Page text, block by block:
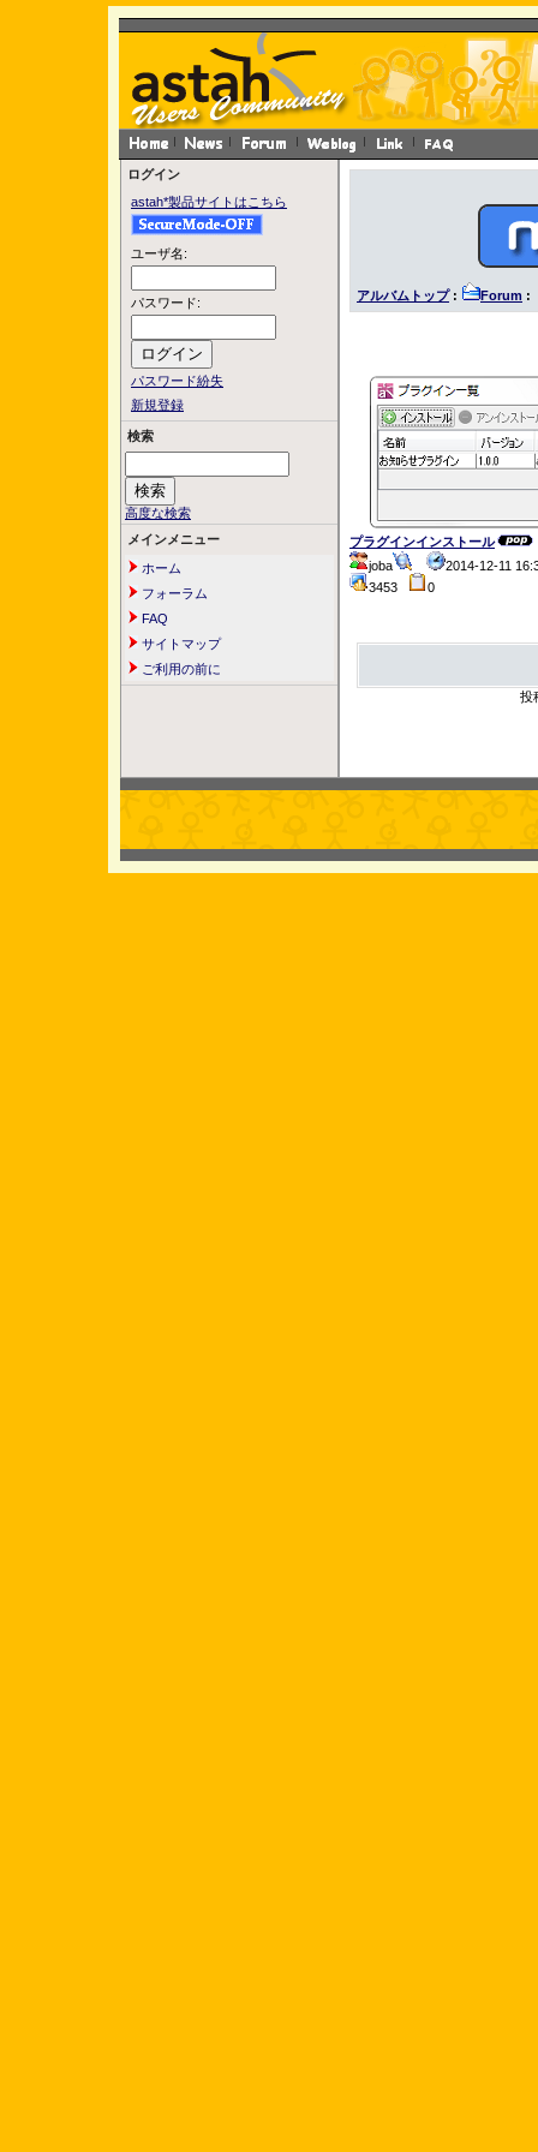
ログイン
astah*製品サイトはこちら
ユーザ名:
パスワード:
パスワード紛失
新規登録
検索
高度な検索
メインメニュー
ホーム
フォーラム
FAQ
サイトマップ
ご利用の前に
アルバムトップ: Forum :
プラグインインストール
joba
2014-12-11
3453
0
投